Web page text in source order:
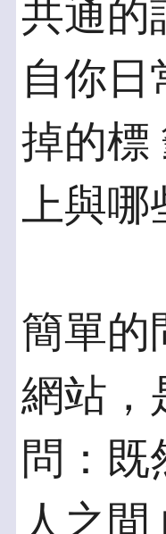
共通的
自你
掉的標
上與
簡單的
網站，
問：既
人之